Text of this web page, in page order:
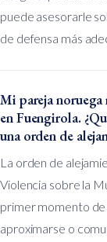
puede asesorarle
de defensa más
Mi pareja
en Fuengirola.
una orden de
La orden de
Violencia sobre la
primer momento de
aproximarse o